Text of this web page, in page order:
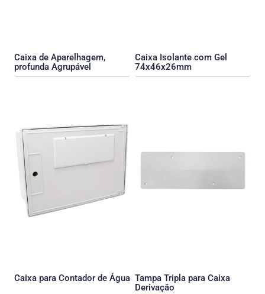
Caixa de Aparelhagem,
profunda Agrupável
Caixa Isolante com Gel
74x46x26mm
Caixa para Contador de Água Tampa Tripla para Caixa
Derivaçăo